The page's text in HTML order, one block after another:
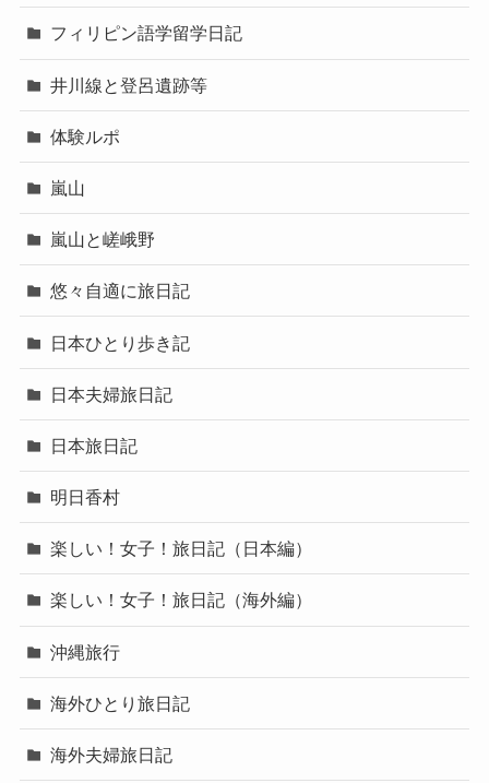
フィリピン語学留学日記
井川線と登呂遺跡等
体験ルポ
嵐山
嵐山と嵯峨野
悠々自適に旅日記
日本ひとり歩き記
日本夫婦旅日記
日本旅日記
明日香村
楽しい！女子！旅日記（日本編）
楽しい！女子！旅日記（海外編）
沖縄旅行
海外ひとり旅日記
海外夫婦旅日記